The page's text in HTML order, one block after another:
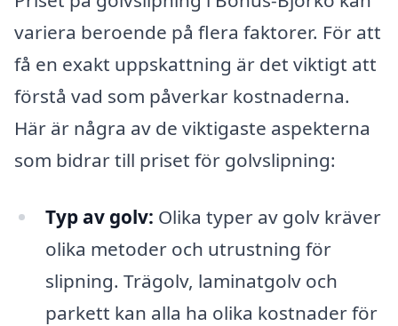
variera beroende på flera faktorer. För att
få en exakt uppskattning är det viktigt att
förstå vad som påverkar kostnaderna.
Här är några av de viktigaste aspekterna
som bidrar till priset för golvslipning:
Typ av golv: Olika typer av golv kräver
olika metoder och utrustning för
slipning. Trägolv, laminatgolv och
parkett kan alla ha olika kostnader för